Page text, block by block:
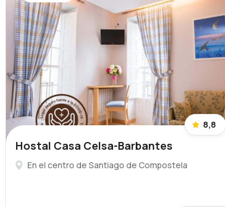
8,8
Hostal Casa Celsa-Barbantes
En el centro de Santiago de Compostela